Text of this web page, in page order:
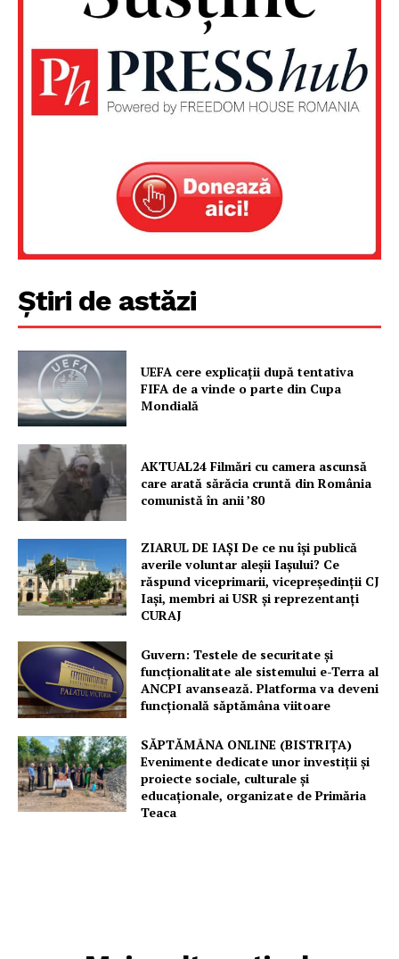
FREEDOM HOUSE ROMÂNIA
PRESShub
Proiecte editoriale
Știri de astăzi
UEFA cere explicații după tentativa
FIFA de a vinde o parte din Cupa
Mondială
AKTUAL24 Filmări cu camera ascunsă
care arată sărăcia cruntă din România
comunistă în anii ’80
ZIARUL DE IAȘI De ce nu își publică
averile voluntar aleșii Iașului? Ce
răspund viceprimarii, vicepreședinții CJ
Iași, membri ai USR și reprezentanți
CURAJ
Guvern: Testele de securitate și
funcționalitate ale sistemului e-Terra al
ANCPI avansează. Platforma va deveni
funcțională săptămâna viitoare
SĂPTĂMÂNA ONLINE (BISTRIȚA)
Evenimente dedicate unor investiții și
proiecte sociale, culturale și
educaționale, organizate de Primăria
Teaca